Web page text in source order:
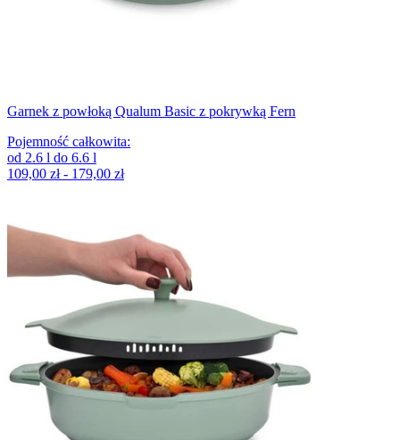
Garnek z powłoką Qualum Basic z pokrywką Fern
Pojemność całkowita:
od 2.6 l do 6.6 l
109,00 zł - 179,00 zł